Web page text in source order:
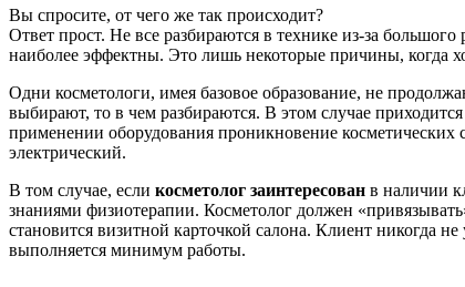
Вы спросите, от чего же так происходит?
Ответ прост. Не все разбираются в технике из-за
наиболее эффектны. Это лишь некоторые причины, когда
Одни косметологи, имея базовое образование, не
выбирают, то в чем разбираются. В этом случае
применении оборудования проникновение
электрический.
В том случае, если косметолог заинтересован в наличии
знаниями физиотерапии. Косметолог должен
становится визитной карточкой салона. Клиент никогда
выполняется минимум работы.